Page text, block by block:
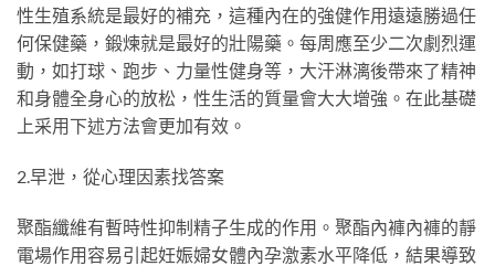
性生殖系統是最好的補充，這種內在的強健作用遠遠勝過任
何保健藥，鍛煉就是最好的壯陽藥。每周應至少二次劇烈運
動，如打球、跑步、力量性健身等，大汗淋漓後帶來了精神
和身體全身心的放松，性生活的質量會大大增強。在此基礎
上采用下述方法會更加有效。
2.早泄，從心理因素找答案
聚酯纖維有暫時性抑制精子生成的作用。聚酯內褲內褲的靜
電場作用容易引起妊娠婦女體內孕激素水平降低，結果導致